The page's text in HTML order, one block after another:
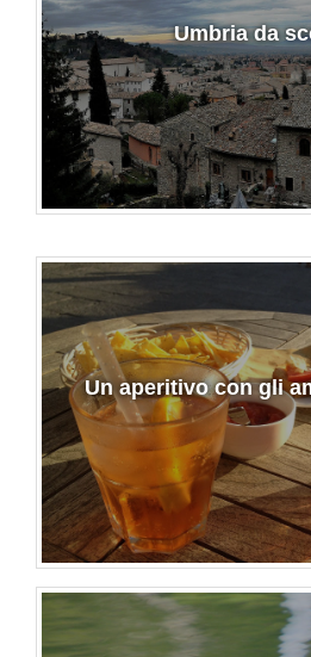
Umbria da
Un aperitivo con gli